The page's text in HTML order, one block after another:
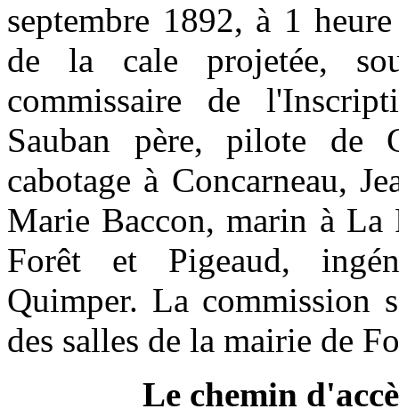
septembre 1892, à 1
de la cale projetée,
commissaire de
Sauban père, pilote de
cabotage à Concarneau,
Marie Baccon, marin à
Forêt et Pigeaud,
Quimper. La commission
des salles de la mairie de
Le chemin